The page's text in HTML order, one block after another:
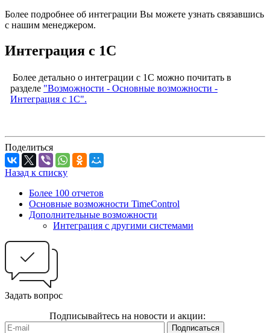
Более подробнее об интеграции Вы можете узнать связавшись
с нашим менеджером.
Интеграция с 1С
Более детально о интеграции с 1С можно почитать в
разделе "Возможности - Основные возможности -
Интеграция с 1С".
Поделиться
Назад к списку
Более 100 отчетов
Основные возможности TimeControl
Дополнительные возможности
Интеграция с другими системами
Задать вопрос
Подписывайтесь на новости и акции: